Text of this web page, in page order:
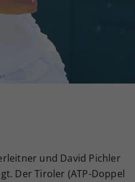
und David Pichler
Der Tiroler (ATP-Doppel
Einstellungen, falls der
dies eingestellt hat.